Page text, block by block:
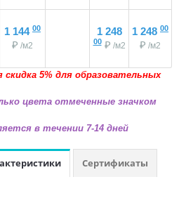
КМ3
1 144 00
₽ /м2
1 248
00 ₽ /м2
1 248 00
₽ /м2
5% для образовательных
цвета отмеченные значком
в течении 7-14 дней
Сертификаты